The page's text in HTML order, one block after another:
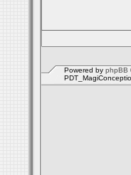
Powered by phpBB